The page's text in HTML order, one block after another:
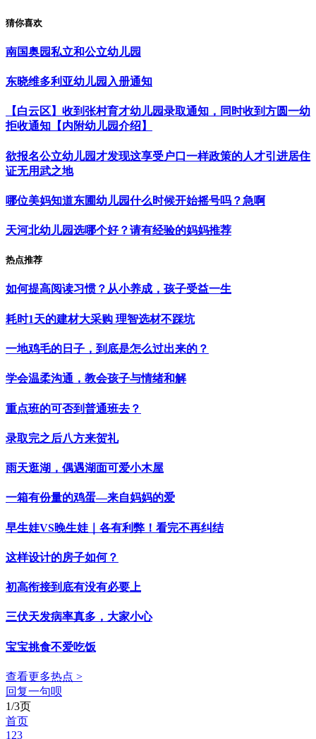
猜你喜欢
南国奥园私立和公立幼儿园
东晓维多利亚幼儿园入册通知
【白云区】收到张村育才幼儿园录取通知，同时收到方圆一幼
拒收通知【内附幼儿园介绍】
欲报名公立幼儿园才发现这享受户口一样政策的人才引进居住
证无用武之地
哪位美妈知道东圃幼儿园什么时候开始摇号吗？急啊
天河北幼儿园选哪个好？请有经验的妈妈推荐
热点推荐
如何提高阅读习惯？从小养成，孩子受益一生
耗时1天的建材大采购 理智选材不踩坑
一地鸡毛的日子，到底是怎么过出来的？
学会温柔沟通，教会孩子与情绪和解
重点班的可否到普通班去？
录取完之后八方来贺礼
雨天逛湖，偶遇湖面可爱小木屋
一箱有份量的鸡蛋—来自妈妈的爱
早生娃VS晚生娃｜各有利弊！看完不再纠结
这样设计的房子如何？
初高衔接到底有没有必要上
三伏天发病率真多，大家小心
宝宝挑食不爱吃饭
查看更多热点 >
回复一句呗
1/3页
首页
1 23